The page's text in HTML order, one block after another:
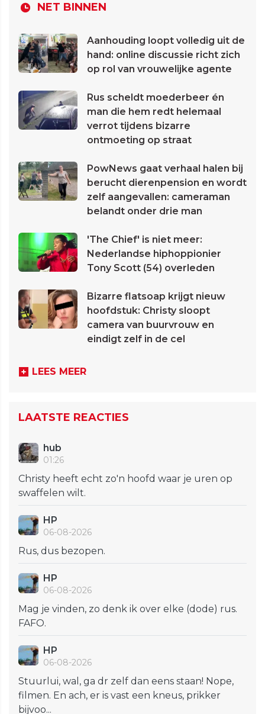
NET BINNEN
Aanhouding loopt volledig uit de
hand: online discussie richt zich
op rol van vrouwelijke agente
Rus scheldt moederbeer én
man die hem redt helemaal
verrot tijdens bizarre
ontmoeting op straat
PowNews gaat verhaal halen bij
berucht dierenpension en wordt
zelf aangevallen: cameraman
belandt onder drie man
'The Chief' is niet meer:
Nederlandse hiphoppionier
Tony Scott (54) overleden
Bizarre flatsoap krijgt nieuw
hoofdstuk: Christy sloopt
camera van buurvrouw en
eindigt zelf in de cel
LEES MEER
LAATSTE REACTIES
hub
01:26
Christy heeft echt zo'n hoofd waar je uren op
swaffelen wilt.
HP
06-08-2026
Rus, dus bezopen.
HP
06-08-2026
Mag je vinden, zo denk ik over elke (dode) rus.
FAFO.
HP
06-08-2026
Stuurlui, wal, ga dr zelf dan eens staan! Nope,
filmen. En ach, er is vast een kneus, prikker
bijvoo...